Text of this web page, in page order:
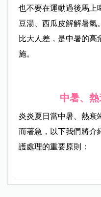
也不要在運動過後馬上
豆湯、西瓜皮解解暑氣
比大人差，是中暑的高
施。
中暑、
炎炎夏日當中暑、熱衰
而著急，以下我們將介
護處理的重要原則：